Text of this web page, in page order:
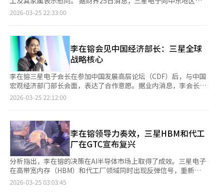
涨，但由于中东战争的影响，3月底有八成股票下跌，韩国股市也
未能幸免。”※ 本报道经人工智能（AI）系统翻译与编辑。
在汽车产业方面，李在镕可能会见小米、比亚迪等电动车企业，探
讨车用电子合作。三星电机生产的多层陶瓷电容器（MLCC）被视
长王传福，仅一个月后三星电机便获得供货认证，显示高层互动对
合作落地具有明显推动作用。 在科技领域，北京聚集了百度、字
节跳动等互联网巨头，李在镕亦有可能与其就AI及半导体供应链展
开讨论。 此外，李在镕还可能考察三星在华生产设施。目前，三
星电子在西安运营重要的NAND闪存工厂，并在苏州设有半导体封
装基地；三星电机则在天津设有MLCC工厂。随着AI产业快速发展
带动芯片需求激增，此次考察或将涉及生产策略优化及中长期投资
方向调整。 在出席高层论坛期间，中国国家发改委主任郑栅洁日
纲要、中国进一步扩大高水平对外开放、三星公司在华业务发展等
议题进行了交流。李在镕表示，中国是三星全球战略中重要的组成
部分，三星看好中国高质量发展带来的新机遇，期待进一步深化合
作。
员工及其家属赠送了慰问礼物。这是李会长为了感谢员工在艰难环
英寸Galaxy Book6 Pro、Galaxy S26 Ultra或Galaxy Tab S11中
的一款，家属则获得可在传统市场和当地商店使用的商品券。此次
礼物总价值约500万韩元。 李在镕会长表示：“对于因中东地区突
发情况而遭遇困难的员工及其家属，我深表慰问。感谢大家在艰难
条件下的辛勤工作。” 三星电子在中东地区突发战争后，除必要
人员外，已安排所有员工撤回或转移至第三国。目前在伊朗、伊拉
克和以色列的员工已全部撤离。其他国家的员工也根据意愿撤离，
仅保留必要人员以维持业务。留守员工在安全区域工作。 中东地
资活跃，三星电子在此扩大合作。员工们致力于AI数据中心、核电
站等能源项目及IT等未来业务的开发。※ 本报道经人工智能（AI）
系统翻译与编辑。
2026-03-25 22:33:00
李在镕会见中国经济部长：三星全球
战略核心
李在镕三星电子会长在参加中国发展高层论坛（CDF）后，与中国
宏观经济部门部长会面，表达了合作意愿。据业内消息，李会长于
24日在北京会见了中国国家发展改革委员会主任郑山杰。此前，他
至2030年）、中国对外开放扩大及三星电子在华业务等重要议题
交换了意见。郑主任强调，中国经济基础稳固，优势多，恢复力
强，潜力大，长期积极的前景条件和基本趋势不变。他表示，中国
将继续扩大高水平对外开放，改善经营环境，充分保障外资企业的
国民待遇，创造透明规则和均等机会的政策环境，与各国分享发展
红利。李会长对国家发改委对三星在华生产经营的支持表示感谢。
他表示，中国是三星全球战略的重要组成部分，三星对中国高质量
发展带来的新机遇持积极态度，期待深化合作。※ 本报道经人工
2026-03-25 22:12:00
李在镕领导力奏效，三星HBM和代工
厂在GTC宣布复兴
分析指出，李在镕的决策在AI半导体市场上取得了成效。三星电子
在高带宽内存（HBM）和代工厂领域同时出现反弹信号，重新成
为英伟达供应链的关键部分。据业内消息，三星电子在最近
2026-03-25 03:03:45